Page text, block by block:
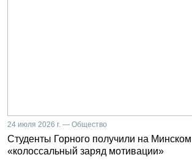
24 июля 2026 г. — Общество
Студенты Горного получили на
«колоссальный заряд мотивации»